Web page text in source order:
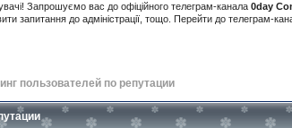
Запрошуємо вас до офіційного телеграм-канала 0day
запитання до адміністрації, тощо. Перейти до телеграм-
пользователей по репутации